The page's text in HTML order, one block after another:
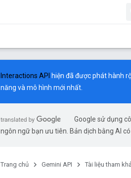
Interactions API hiện đã được phát hành
năng và mô hình mới nhất.
Google sử dụng
ngôn ngữ bạn ưu tiên. Bản dịch bằng AI có
Trang chủ Gemini API Tài liệu tham